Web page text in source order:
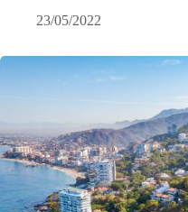
23/05/2022